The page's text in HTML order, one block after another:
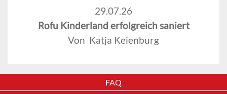
29.07.26
Rofu Kinderland erfolgreich saniert
Von Katja Keienburg
FAQ